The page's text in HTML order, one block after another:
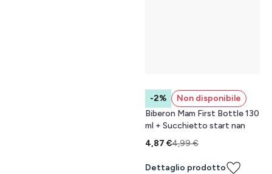
-2%
Non disponibile
Biberon Mam First Bottle 130
ml + Succhietto start nan
4,87 €4,99 €
Dettaglio prodotto